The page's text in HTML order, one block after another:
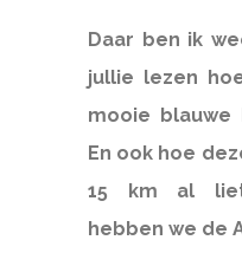
Daar ben ik
jullie lezen
mooie blauwe
En ook hoe
15 km al
hebben we de